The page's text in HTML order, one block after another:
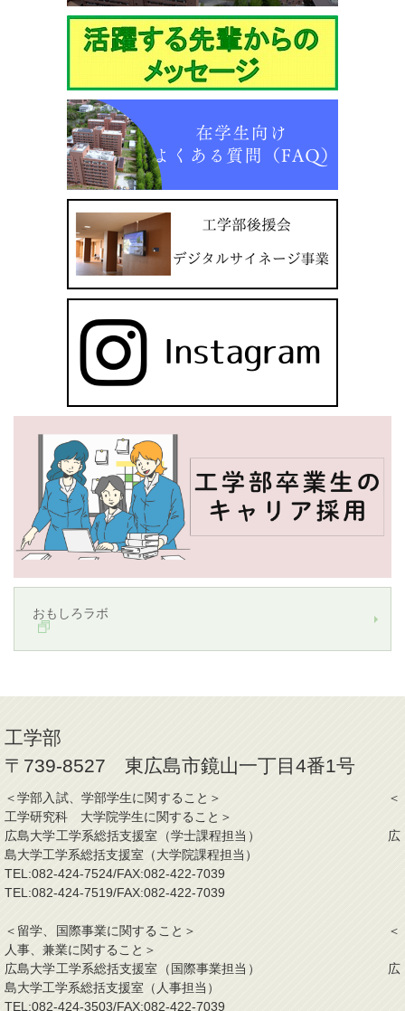
おもしろラボ
工学部
〒739-8527 東広島市鏡山一丁目4番1号
＜学部入試、学部学生に関すること＞ ＜
工学研究科 大学院学生に関すること＞
広島大学工学系総括支援室（学士課程担当） 広
島大学工学系総括支援室（大学院課程担当）
TEL:082-424-7524/FAX:082-422-7039
TEL:082-424-7519/FAX:082-422-7039
＜留学、国際事業に関すること＞ ＜
人事、兼業に関すること＞
広島大学工学系総括支援室（国際事業担当） 広
島大学工学系総括支援室（人事担当）
TEL:082-424-3503/FAX:082-422-7039